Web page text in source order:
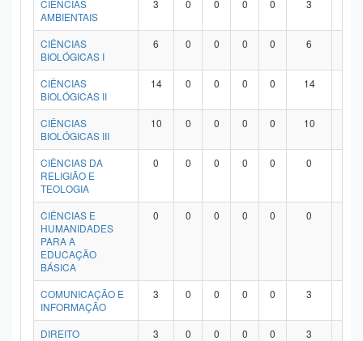
CIÊNCIAS
AMBIENTAIS
3 0 0 0 0 3
CIÊNCIAS
BIOLÓGICAS I
6 0 0 0 0 6
CIÊNCIAS
BIOLÓGICAS II
14 0 0 0 0 14
CIÊNCIAS
BIOLÓGICAS III
10 0 0 0 0 10
CIÊNCIAS DA
RELIGIÃO E
TEOLOGIA
0 0 0 0 0 0
CIÊNCIAS E
HUMANIDADES
PARA A
EDUCAÇÃO
BÁSICA
0 0 0 0 0 0
COMUNICAÇÃO E
INFORMAÇÃO
3 0 0 0 0 3
DIREITO 3 0 0 0 0 3